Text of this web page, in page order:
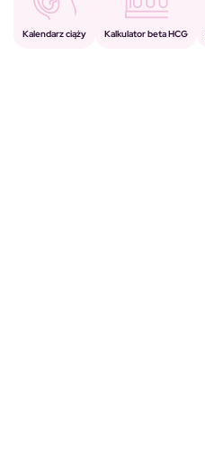
Kalendarz ciąży Kalkulator beta HCG